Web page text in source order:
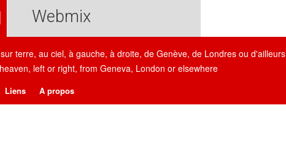
Webmix
terre, au ciel, à gauche, à droite, de Genève, de Londres ou d'ailleurs
left or right, from Geneva, London or elsewhere
Liens A propos